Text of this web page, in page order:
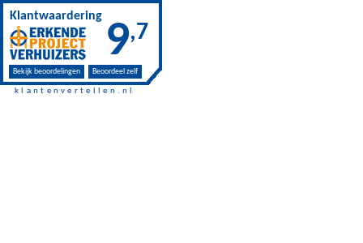
Skip to main content
Klantwaardering
9,7
Bekijk beoordelingen Beoordeel zelf
klantenvertellen.nl